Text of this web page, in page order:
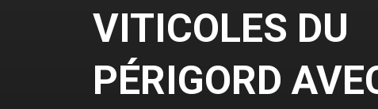
VITICOLES DU
PÉRIGORD